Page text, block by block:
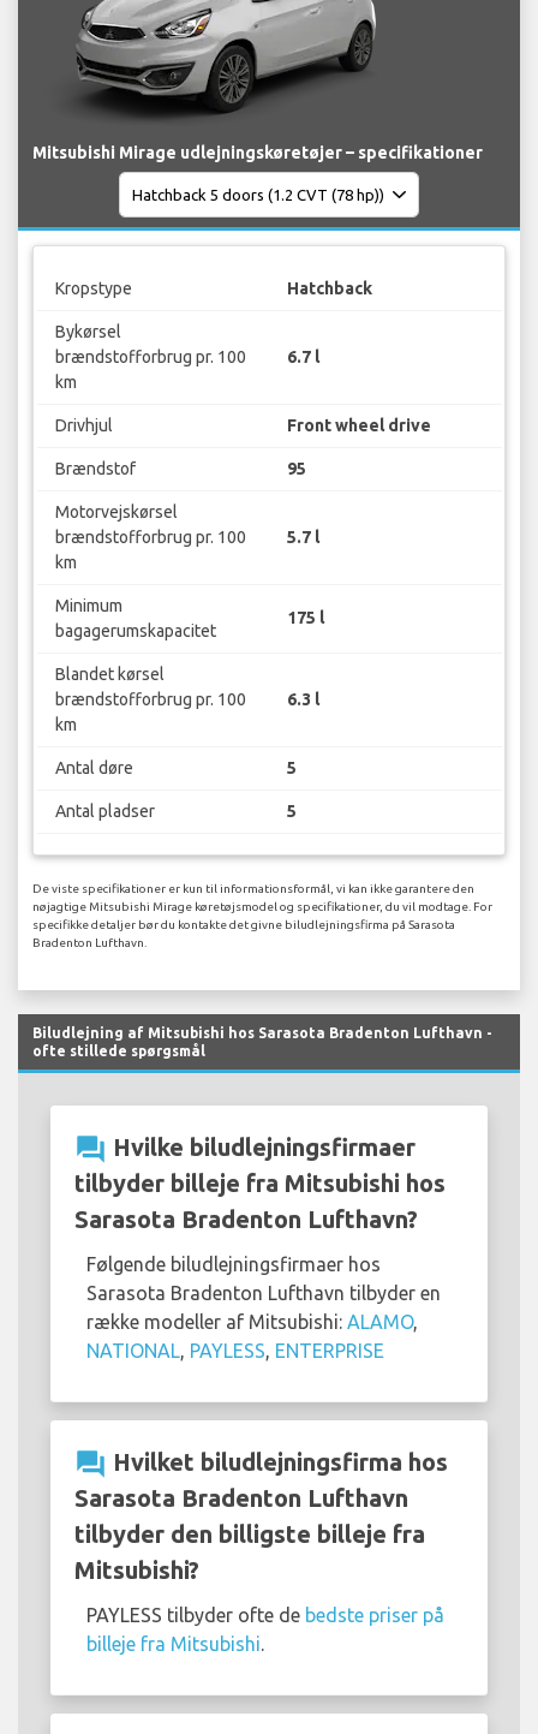
Mitsubishi Mirage udlejningskøretøjer – specifikationer
Kropstype Hatchback
Bykørsel
brændstofforbrug pr. 100
km
6.7 l
Drivhjul Front wheel drive
Brændstof 95
Motorvejskørsel
brændstofforbrug pr. 100
km
5.7 l
Minimum
bagagerumskapacitet
175 l
Blandet kørsel
brændstofforbrug pr. 100
km
6.3 l
Antal døre 5
Antal pladser 5
De viste specifikationer er kun til informationsformål, vi kan ikke garantere den
nøjagtige Mitsubishi Mirage køretøjsmodel og specifikationer, du vil modtage. For
specifikke detaljer bør du kontakte det givne biludlejningsfirma på Sarasota
Bradenton Lufthavn.
Biludlejning af Mitsubishi hos Sarasota Bradenton Lufthavn -
ofte stillede spørgsmål
question_answer Hvilke biludlejningsfirmaer
tilbyder billeje fra Mitsubishi hos
Sarasota Bradenton Lufthavn?
Følgende biludlejningsfirmaer hos
Sarasota Bradenton Lufthavn tilbyder en
række modeller af Mitsubishi: ALAMO,
NATIONAL, PAYLESS, ENTERPRISE
question_answer Hvilket biludlejningsfirma hos
Sarasota Bradenton Lufthavn
tilbyder den billigste billeje fra
Mitsubishi?
PAYLESS tilbyder ofte de bedste priser på
billeje fra Mitsubishi.